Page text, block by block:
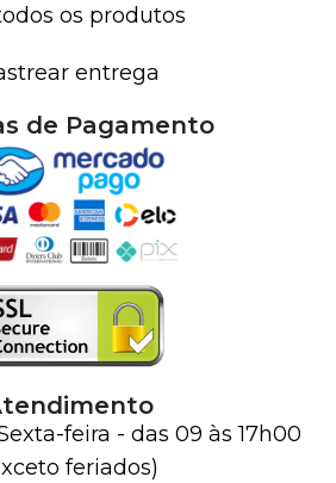
os produtos
entrega
de Pagamento
feira - das 09 às 17h00
feriados)